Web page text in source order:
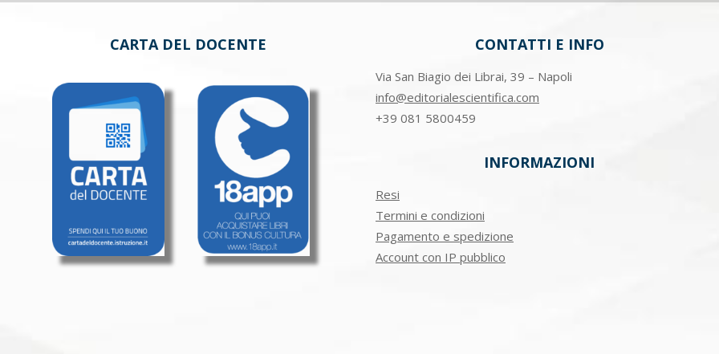
CARTA DEL DOCENTE CONTATTI E INFO
Via San Biagio dei Librai, 39 – Napoli
info@editorialescientifica.com
+39 081 5800459
INFORMAZIONI
Resi
Termini e condizioni
Pagamento e spedizione
Account con IP pubblico